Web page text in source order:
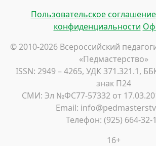
Пользовательское соглашение
конфиденциальности
© 2010-2026 Всероссийский
«Педмастерство»
ISSN: 2949 – 4265, УДК 371.321.1,
знак П24
СМИ: Эл №ФС77-57332 от
Email:
Телефон: (925) 664-32-
16+